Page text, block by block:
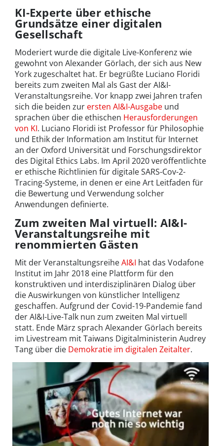
KI-Experte über ethische
Grundsätze einer digitalen
Gesellschaft
Moderiert wurde die digitale Live-Konferenz wie
gewohnt von Alexander Görlach, der sich aus New
York zugeschaltet hat. Er begrüßte Luciano Floridi
bereits zum zweiten Mal als Gast der AI&I-
Veranstaltungsreihe. Vor knapp zwei Jahren trafen
sich die beiden zur ersten AI&I-Ausgabe und
sprachen über die ethischen Herausforderungen
von KI. Luciano Floridi ist Professor für Philosophie
und Ethik der Information am Institut für Internet
an der Oxford Universität und Forschungsdirektor
des Digital Ethics Labs. Im April 2020 veröffentlichte
er ethische Richtlinien für digitale SARS-Cov-2-
Tracing-Systeme, in denen er eine Art Leitfaden für
die Bewertung und Verwendung solcher
Anwendungen definierte.
Zum zweiten Mal virtuell: AI&I-
Veranstaltungsreihe mit
renommierten Gästen
Mit der VeranstaltungsreiheAI&I hat das Vodafone
Institut im Jahr 2018 eine Plattform für den
konstruktiven und interdisziplinären Dialog über
die Auswirkungen von künstlicher Intelligenz
geschaffen. Aufgrund der Covid-19-Pandemie fand
der AI&I-Live-Talk nun zum zweiten Mal virtuell
statt. Ende März sprach Alexander Görlach bereits
im Livestream mit Taiwans Digitalministerin Audrey
Tang über die Demokratie im digitalen Zeitalter.